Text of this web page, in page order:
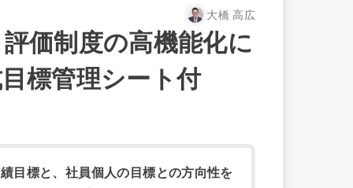
大橋 高広
価制度の高機能化に
標管理シート付
目標と、社員個人の目標との方向性を